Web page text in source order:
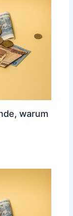
warum